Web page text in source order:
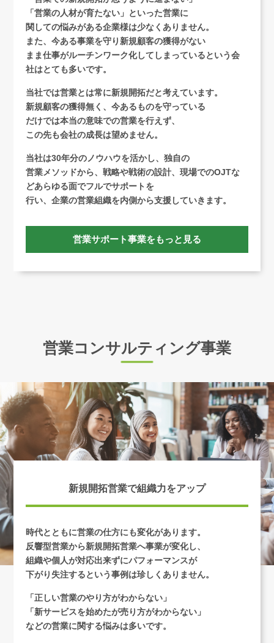
「営業の人材が育たない」といった営業に
関しての悩みがある企業様は少なくありません。
また、今ある事業を守り新規顧客の獲得がない
まま仕事がルーチンワーク化してしまっているという会
社はとても多いです。
当社では営業とは常に新規開拓だと考えています。
新規顧客の獲得無く、今あるものを守っている
だけでは本当の意味での営業を行えず、
この先も会社の成長は望めません。
当社は30年分のノウハウを活かし、独自の
営業メソッドから、戦略や戦術の設計、現場でのOJTな
どあらゆる面でフルでサポートを
行い、企業の営業組織を内側から支援していきます。
営業サポート事業をもっと見る
営業コンサルティング事業
新規開拓営業で組織力をアップ
時代とともに営業の仕方にも変化があります。
反響型営業から新規開拓営業へ事業が変化し、
組織や個人が対応出来ずにパフォーマンスが
下がり失注するという事例は珍しくありません。
「正しい営業のやり方がわからない」
「新サービスを始めたが売り方がわからない」
などの営業に関する悩みは多いです。